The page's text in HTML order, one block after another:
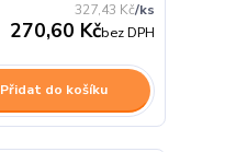
327,43 Kč/ks
270,60 Kčbez DPH
Přidat do košíku